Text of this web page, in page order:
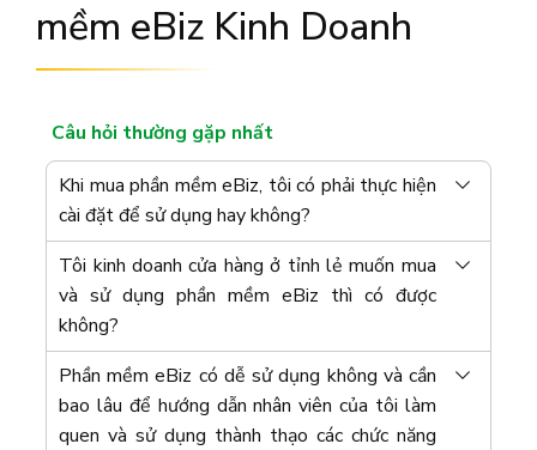
mềm eBiz Kinh Doanh
Câu hỏi thường gặp nhất
Khi mua phần mềm eBiz, tôi có phải thực hiện
cài đặt để sử dụng hay không?
Tôi kinh doanh cửa hàng ở tỉnh lẻ muốn mua
và sử dụng phần mềm eBiz thì có được
không?
Phần mềm eBiz có dễ sử dụng không và cần
bao lâu để hướng dẫn nhân viên của tôi làm
quen và sử dụng thành thạo các chức năng